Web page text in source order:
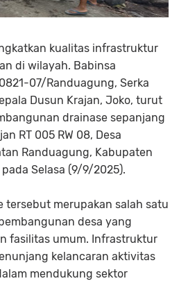
kualitas infrastruktur
di wilayah. Babinsa
07/Randuagung, Serka
Dusun Krajan, Joko, turut
drainase sepanjang
RT 005 RW 08, Desa
Randuagung, Kabupaten
Selasa (9/9/2025).
tersebut merupakan salah satu
desa yang
fasilitas umum. Infrastruktur
kelancaran aktivitas
mendukung sektor